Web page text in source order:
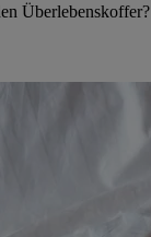
Überlebenskoffer?